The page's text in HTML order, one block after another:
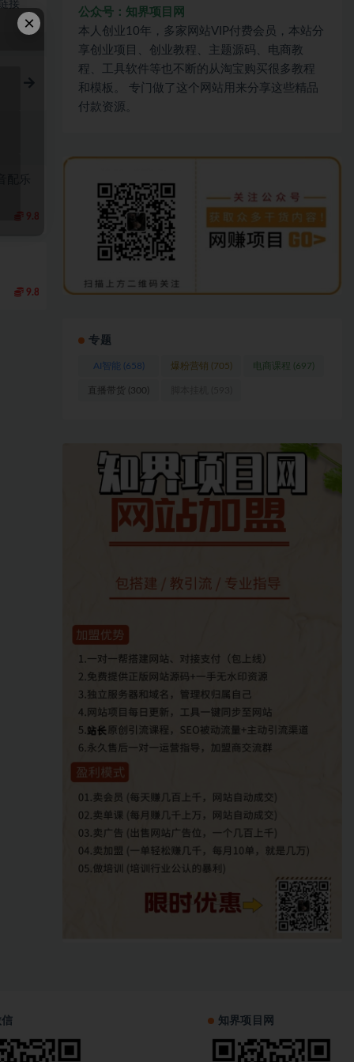
接
配乐
9.8
9.8
公众号：知界项目网
本人创业10年，多家网站VIP付费会员，本站分
享创业项目、创业教程、主题源码、电商教
程、工具软件等也不断的从淘宝购买很多教程
和模板。 专门做了这个网站用来分享这些精品
付款资源。
专题
AI智能 (658) 爆粉营销 (705) 电商课程 (697)
直播带货 (300)
知界项目网
×